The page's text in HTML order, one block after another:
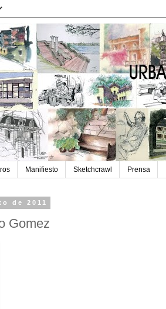
Manifiesto Sketchcrawl Prensa
de 2011
Gomez